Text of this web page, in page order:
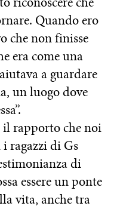
Quando ero
che non finisse
era come una
a guardare
un luogo dove
il rapporto che noi
ragazzi di Gs
di
essere un ponte
vita, anche tra